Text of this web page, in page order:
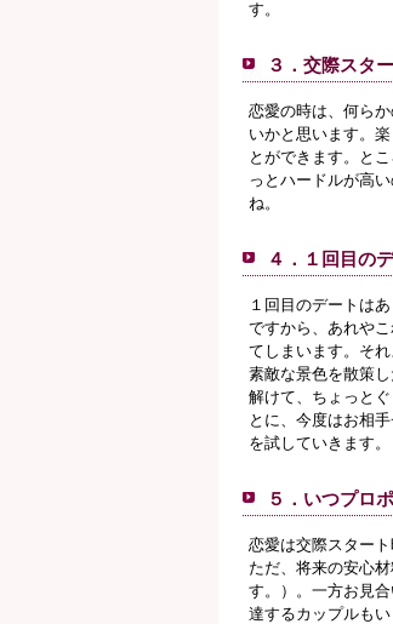
す。
３．交際スタ
恋愛の時は、何ら
いかと思います。
とができます。と
っとハードルが高
ね。
４．１回目の
１回目のデートは
ですから、あれや
てしまいます。そ
素敵な景色を散策
解けて、ちょっと
とに、今度はお相
を試していきます。
５．いつプロ
恋愛は交際スター
ただ、将来の安心
す。）。一方お見
達するカップルも